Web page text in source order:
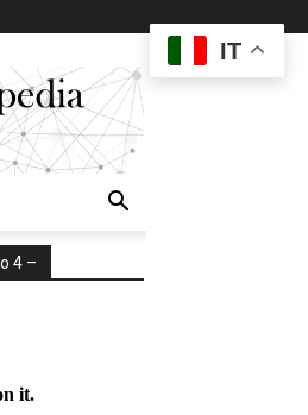
4 –
IT